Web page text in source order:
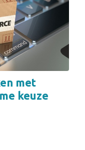
met
keuze